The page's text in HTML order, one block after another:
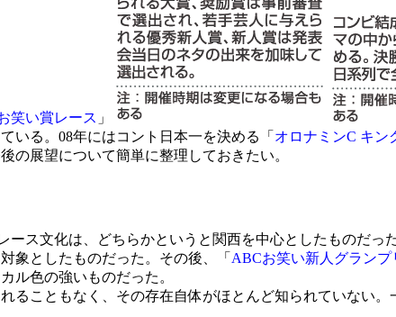
笑い賞レース 」
いる。08年にはコント日本一を決める「 オロナミンC キン
の展望について簡単に整理しておきたい。
ス文化は、どちらかというと関西を中心としたものだっ
象としたものだった。その後、「 ABCお笑い新人グランプ
ル色の強いものだった。
こともなく、その存在自体がほとんど知られていない